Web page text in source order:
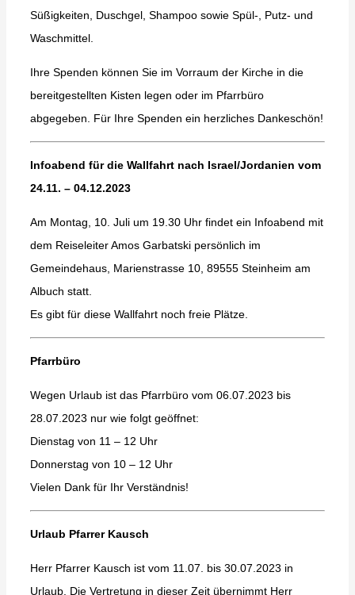
Süßigkeiten, Duschgel, Shampoo sowie Spül-, Putz- und
Waschmittel.
Ihre Spenden können Sie im Vorraum der Kirche in die
bereitgestellten Kisten legen oder im Pfarrbüro
abgegeben. Für Ihre Spenden ein herzliches Dankeschön!
Infoabend für die Wallfahrt nach Israel/Jordanien vom
24.11. – 04.12.2023
Am Montag, 10. Juli um 19.30 Uhr findet ein Infoabend mit
dem Reiseleiter Amos Garbatski persönlich im
Gemeindehaus, Marienstrasse 10, 89555 Steinheim am
Albuch statt.
Es gibt für diese Wallfahrt noch freie Plätze.
Pfarrbüro
Wegen Urlaub ist das Pfarrbüro vom 06.07.2023 bis
28.07.2023 nur wie folgt geöffnet:
Dienstag von 11 – 12 Uhr
Donnerstag von 10 – 12 Uhr
Vielen Dank für Ihr Verständnis!
Urlaub Pfarrer Kausch
Herr Pfarrer Kausch ist vom 11.07. bis 30.07.2023 in
Urlaub. Die Vertretung in dieser Zeit übernimmt Herr